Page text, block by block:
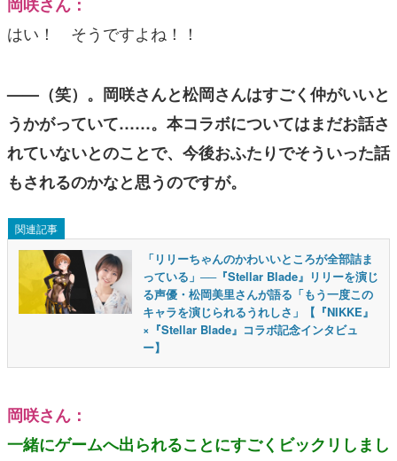
岡咲さん：
はい！ そうですよね！！
——（笑）。岡咲さんと松岡さんはすごく仲がいいと
うかがっていて……。本コラボについてはまだお話さ
れていないとのことで、今後おふたりでそういった話
もされるのかなと思うのですが。
関連記事
「リリーちゃんのかわいいところが全部詰ま
っている」──『Stellar Blade』リリーを演じ
る声優・松岡美里さんが語る「もう一度この
キャラを演じられるうれしさ」【『NIKKE』
×『Stellar Blade』コラボ記念インタビュ
ー】
岡咲さん：
一緒にゲームへ出られることにすごくビックリしまし